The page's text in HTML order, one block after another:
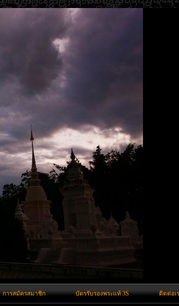
การสมัครสมาชิก บัตรรับรองพระแท้ 3S ติดต่อเ